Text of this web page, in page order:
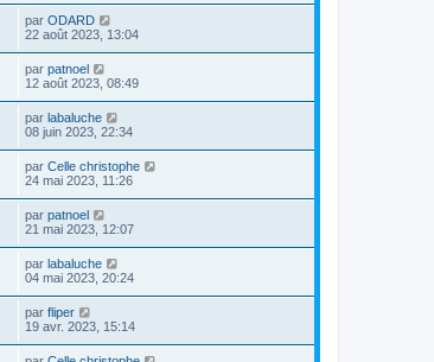
par ODARD
22 août 2023, 13:04
par patnoel
12 août 2023, 08:49
par labaluche
08 juin 2023, 22:34
par Celle christophe
24 mai 2023, 11:26
par patnoel
21 mai 2023, 12:07
par labaluche
04 mai 2023, 20:24
par fliper
19 avr. 2023, 15:14